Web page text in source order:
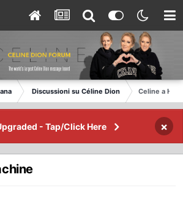
Discussioni su Céline Dion Celine a Hit
- Tap/Click Here ×